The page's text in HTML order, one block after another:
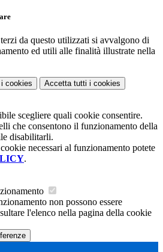
da questo utilizzati si avvalgono di
ed utili alle finalità illustrate nella
i cookies Accetta tutti i cookies
scegliere quali cookie consentire.
che consentono il funzionamento della
disabilitarli.
necessari al funzionamento potete
.
non possono essere
l'elenco nella pagina della cookie